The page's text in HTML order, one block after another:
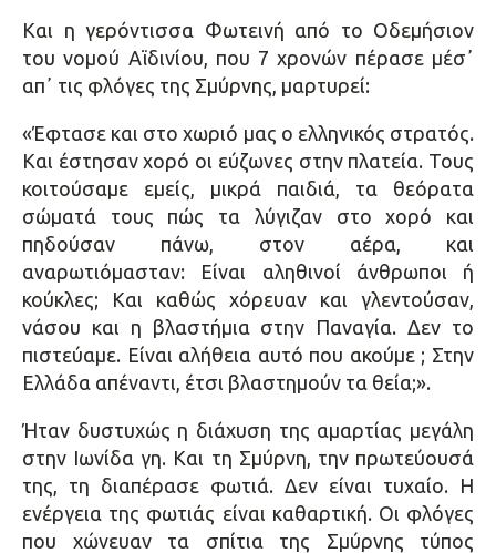
Και η γερόντισσα Φωτεινή από το Οδεμήσιον
του νομού Αϊδινίου, που 7 χρονών πέρασε μέσ᾿
απ᾿ τις φλόγες της Σμύρνης, μαρτυρεί:
«Έφτασε και στο χωριό μας ο ελληνικός στρατός.
Και έστησαν χορό οι εύζωνες στην πλατεία. Τους
κοιτούσαμε εμείς, μικρά παιδιά, τα θεόρατα
σώματά τους πώς τα λύγιζαν στο χορό και
πηδούσαν πάνω, στον αέρα, και
αναρωτιόμασταν: Είναι αληθινοί άνθρωποι ή
κούκλες; Και καθώς χόρευαν και γλεντούσαν,
νάσου και η βλαστήμια στην Παναγία. Δεν το
πιστεύαμε. Είναι αλήθεια αυτό που ακούμε ; Στην
Ελλάδα απέναντι, έτσι βλαστημούν τα θεία;».
Ήταν δυστυχώς η διάχυση της αμαρτίας μεγάλη
στην Ιωνίδα γη. Και τη Σμύρνη, την πρωτεύουσά
της, τη διαπέρασε φωτιά. Δεν είναι τυχαίο. Η
ενέργεια της φωτιάς είναι καθαρτική. Οι φλόγες
που χώνευαν τα σπίτια της Σμύρνης τύπος